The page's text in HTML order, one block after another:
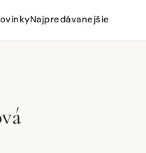
Najpredávanejšie